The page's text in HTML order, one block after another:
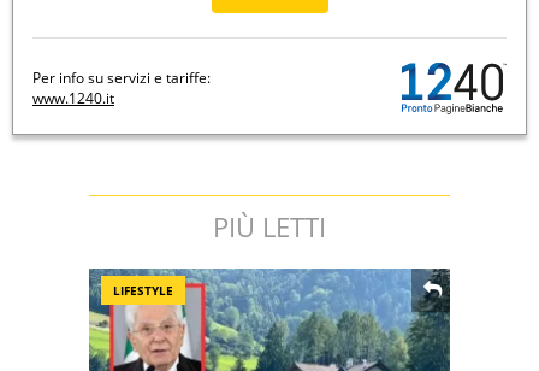
Per info su servizi e tariffe:
www.1240.it
PIÙ LETTI
LIFESTYLE